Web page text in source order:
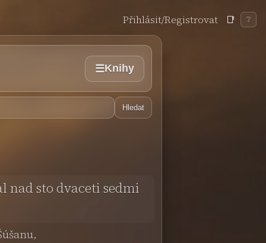
Přihlásit/Registrovat 📑 ❔
☰Knihy
Hledat
nad sto dvaceti sedmi